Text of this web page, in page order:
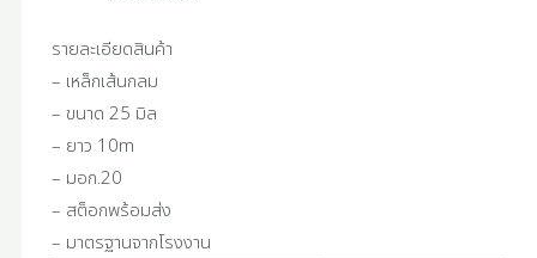
รายละเอียดสินค้า
– เหล็กเส้นกลม
– ขนาด 25 มิล
– ยาว 10m
– มอก.20
– สต็อกพร้อมส่ง
– มาตรฐานจากโรงงาน